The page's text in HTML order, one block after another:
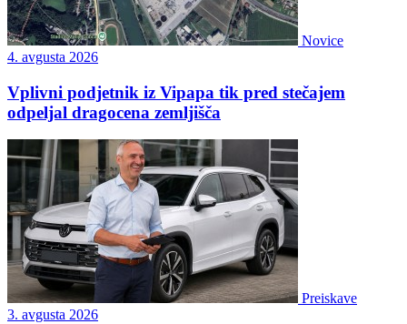
Novice
4. avgusta 2026
Vplivni podjetnik iz Vipapa tik pred stečajem
odpeljal dragocena zemljišča
Preiskave
3. avgusta 2026